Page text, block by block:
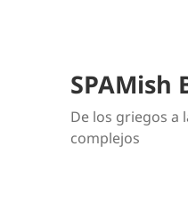
SPAMish
De los griegos a
complejos